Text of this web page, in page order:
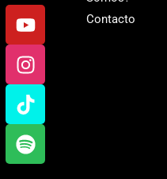
Y
o
u
t
u
b
e
I
n
s
t
a
g
r
a
T
i
k
t
o
k
S
p
o
t
i
f
y
Contacto